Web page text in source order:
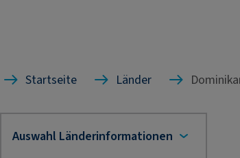
Startseite Länder